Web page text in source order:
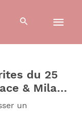
du 25
& Mila…
un